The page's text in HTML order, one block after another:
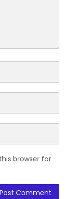
browser for